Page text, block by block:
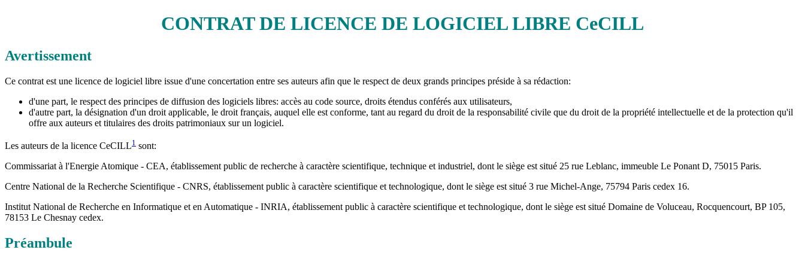
CONTRAT DE LICENCE DE LOGICIEL LIBRE CeCILL
Avertissement
Ce contrat est une licence de logiciel libre issue d'une concertation entre ses auteurs afin que le respect de deux grands principes préside à sa rédaction:
d'une part, le respect des principes de diffusion des logiciels libres: accès au code source, droits étendus conférés aux utilisateurs,
d'autre part, la désignation d'un droit applicable, le droit français, auquel elle est conforme, tant au regard du droit de la responsabilité civile que du droit de la propriété intellectuelle et de la protection qu'il
offre aux auteurs et titulaires des droits patrimoniaux sur un logiciel.
Les auteurs de la licence CeCILL1 sont:
Commissariat à l'Energie Atomique - CEA, établissement public de recherche à caractère scientifique, technique et industriel, dont le siège est situé 25 rue Leblanc, immeuble Le Ponant D, 75015 Paris.
Centre National de la Recherche Scientifique - CNRS, établissement public à caractère scientifique et technologique, dont le siège est situé 3 rue Michel-Ange, 75794 Paris cedex 16.
Institut National de Recherche en Informatique et en Automatique - INRIA, établissement public à caractère scientifique et technologique, dont le siège est situé Domaine de Voluceau, Rocquencourt, BP 105,
78153 Le Chesnay cedex.
Préambule